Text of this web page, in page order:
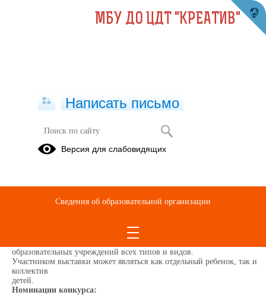
ВЫСТАВКА Творческих работ "Все
краски жизни для тебя"
международному Дню матери «Все краски жизни для тебя…»,
образовательных учреждений всех типов и видов.
Участником выставки может являться как отдельный ребенок, так и
коллектив
детей.
Номинации конкурса:
МБУ ДО ЦДТ "КРЕАТИВ"
Написать письмо
Версия для слабовидящих
Сведения об образовательной организации